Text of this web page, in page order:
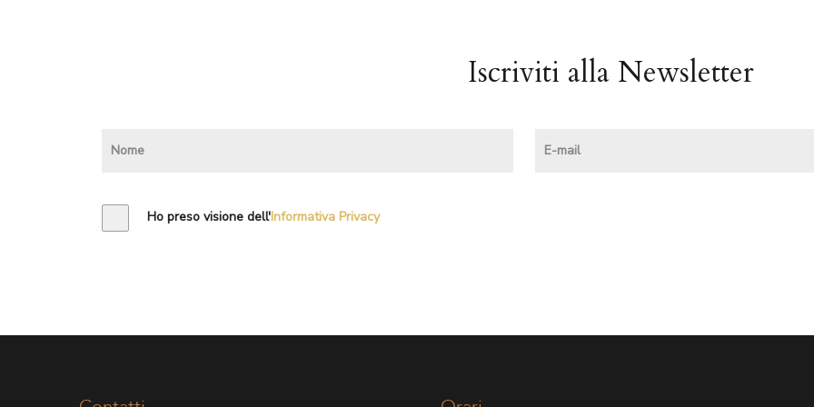
Iscriviti alla Newsletter
Ho preso visione dell'Informativa Privacy